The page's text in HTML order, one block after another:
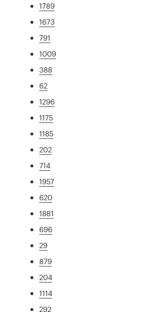
1789
1673
791
1009
388
62
1296
1175
1185
202
714
1957
620
1881
696
29
879
204
1114
292